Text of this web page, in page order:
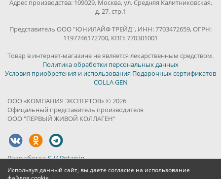
Используя данный сайт, вы даете согласие на использование
Адрес производства: 109029, Москва, ул. Средняя Калитниковская,
д. 27, стр.1
Представитель ООО "ЮНИЛАЙФ ТРЕЙД", ИНН: 7703472659, ОГРН:
1197746172700, КПП: 770301001
Товар в интернет-магазине не является лекарственным средством.
Политика обработки персональных данных
Условия приобретения и использования Подарочных сертификатов
COLLA GEN
ООО «КОМПАНИЯ ЭКСПЕРТОВ» © 2026
Офицальный представитель производителя
ООО "ПЕРВЫЙ ЖИВОЙ КОЛЛАГЕН"
РазработкаS.V.Potanin